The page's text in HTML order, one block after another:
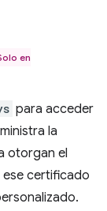
en
para acceder
la
otorgan el
ese certificado